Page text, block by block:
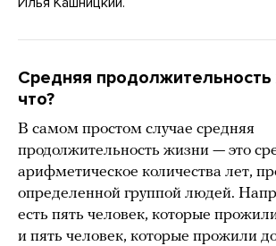
Средняя
что?
В самом простом случае средняя
продолжительность жизни — это
арифметическое количества лет,
определенной группой людей.
есть пять человек, которые
и пять человек, которые прожили